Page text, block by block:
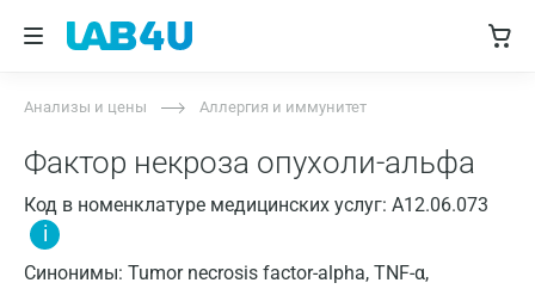
Анализы и цены Аллергия и иммунитет
Фактор некроза опухоли-альфа
Код в номенклатуре медицинских услуг: A12.06.073
i
Синонимы: Tumor necrosis factor-alpha, TNF-α,